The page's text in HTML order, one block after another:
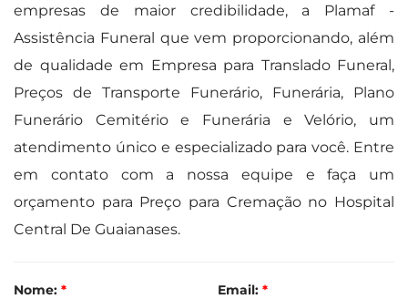
empresas de maior credibilidade, a Plamaf -
Assistência Funeral que vem proporcionando, além
de qualidade em Empresa para Translado Funeral,
Preços de Transporte Funerário, Funerária, Plano
Funerário Cemitério e Funerária e Velório, um
atendimento único e especializado para você. Entre
em contato com a nossa equipe e faça um
orçamento para Preço para Cremação no Hospital
Central De Guaianases.
Nome: * Email: *